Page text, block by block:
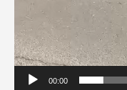
00:00